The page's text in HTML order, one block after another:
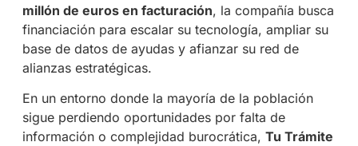
millón de euros en facturación, la compañía busca
financiación para escalar su tecnología, ampliar su
base de datos de ayudas y afianzar su red de
alianzas estratégicas.
En un entorno donde la mayoría de la población
sigue perdiendo oportunidades por falta de
información o complejidad burocrática, Tu Trámite